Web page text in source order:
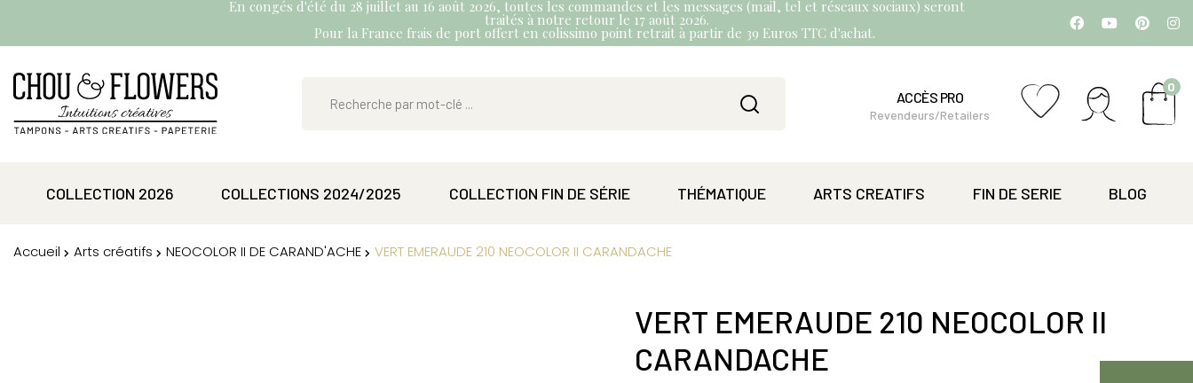
En congés d'été du 28 juillet au 16 août 2026, toutes les commandes et les messages (mail, tel et réseaux sociaux) seront
traités à notre retour le 17 août 2026.
Pour la France frais de port offert en colissimo point retrait à partir de 39 Euros TTC d'achat.
ACCÈS PRO
Revendeurs/Retailers
0
COLLECTION 2026 COLLECTIONS 2024/2025 COLLECTION FIN DE SÉRIE THÉMATIQUE ARTS CREATIFS FIN DE SERIE BLOG
Accueil Arts créatifs NEOCOLOR II DE CARAND'ACHE VERT EMERAUDE 210 NEOCOLOR II CARANDACHE
VERT EMERAUDE 210 NEOCOLOR II
CARANDACHE